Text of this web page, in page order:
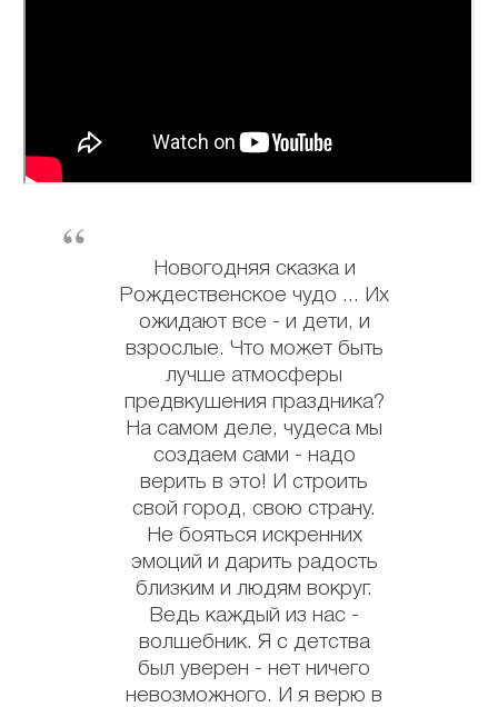
Новогодняя сказка и
Рождественское чудо ... Их
ожидают все - и дети, и
взрослые. Что может быть
лучше атмосферы
предвкушения праздника?
На самом деле, чудеса мы
создаем сами - надо
верить в это! И строить
свой город, свою страну.
Не бояться искренних
эмоций и дарить радость
близким и людям вокруг.
Ведь каждый из нас -
волшебник. Я с детства
был уверен - нет ничего
невозможного. И я верю в